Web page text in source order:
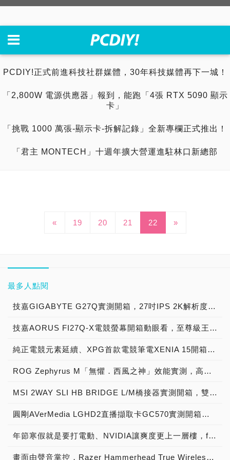
PCDIY!正式前進科技社群媒體，30年科技媒體再下一城！
「2,800W 電源供應器」報到，能跑「4張 RTX 5090 顯示
卡」
「挑戰 1000 萬張-顯示卡-拆解記錄」全新專欄正式推出！
「君主 MONTECH」十週年擴大營運進駐林口新總部
« 19 20 21 22 »
最多人點閱
技嘉GIGABYTE G27Q實測開箱，27吋IPS 2K解析度搭載144Hz更新率，平面電競螢幕！
技嘉AORUS FI27Q-X電競螢幕開箱動眼看，至尊級王者的視覺體驗！
純正電競元素延續、XPG首款電競筆電XENIA 15開箱評測，高質感外觀搭配高效能硬體
ROG Zephyrus M「無懼．西風之神」效能實測，高規格又輕薄的電競筆電
MSI 2WAY SLI HB BRIDGE L/M橋接器實測開箱，雙顯示卡發揮全速效能的神兵利器！
圓剛AVerMedia LGHD2直播擷取卡GC570實測開箱，專業實況主遊戲直播神兵利器！
年節寒假就是要打電動、NVIDIA讓爽度更上一層樓，feat AORUS GeForce RTX 3070 MASTER 8G
畫面由聲音掌控，Razer Hammerhead True Wireless Earbuds開箱